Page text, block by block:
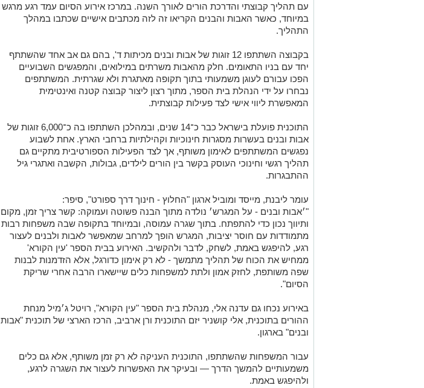
עם תהליך קבוצתי והדרכת הורים לאורך השנה. במרכז אירוע הסיום עמד רגע מרגש
במיוחד, כאשר האבות והבנים הקריאו זה לזה מכתבים אישיים שכתבו במהלך
התהליך.
בקבוצה השתתפו 12 זוגות של אבות ובנים מכיתות ד', בהם גם אב אחד שהשתתף
יחד עם בניו התאומים. חלק מהאבות משרתים במילואים, והמפגשים השבועיים
הפכו עבורם לעוגן משמעותי בתוך תקופה מאתגרת ולא שגרתית. המשתתפים
נבחרו על ידי הנהלת בית הספר, מתוך רצון ליצור קבוצה קטנה ואינטימית
המאפשרת ליווי אישי לצד פעילות קבוצתית.
התוכנית פועלת בישראל כבר כ־14 שנים, ובמהלכן השתתפו בה כ־6,000 זוגות של
אבות ובנים בעשרות מסגרות חינוכיות וקהילתיות ברחבי הארץ. אחת לשבוע
נפגשים המשתתפים לאימון משותף, אך לצד הפעילות הספורטיבית מתקיים גם
תהליך רגשי וחינוכי העוסק בקשר בין הורים לילדים, גבולות, הקשבה ואתגרי גיל
ההתבגרות.
עומר ליבנת, מייסד ומוביל ארגון "החלוץ - חינוך דרך ספורט", סיפר:
"׳אבות ובנים - על המגרש׳ נולדה מתוך הבנה פשוטה ועמוקה: קשר צריך זמן, מקום
ותיווך נכון כדי להתפתח. בתוך שגרה עמוסה, ובמיוחד בתקופה שבה משפחות רבות
מתמודדות עם חוסר יציבות, המגרש הופך למרחב שמאפשר לאבות ולבנים לעצור
רגע, להיפגש באמת, לשחק, לדבר ולהקשיב. האירוע בבית הספר 'עין הקורא'
ממחיש את הכוח של תהליך מתמשך - לא רק אימון כדורגל, אלא הזדמנות לבנות
שפה משותפת, לחזק אמון ולתת למשפחות כלים שיישארו הרבה אחרי שריקת
הסיום".
באירוע נכחו גם עדנה אלי, מנהלת בית הספר "עין הקורא", רויטל ג׳מיל מנחת
ההורים בתוכנית, אלי קושניר יזם התוכנית ורן ארביב, הרכז הארצי של תוכנית "אבות
ובנים" בארגון.
עבור המשפחות שהשתתפו, התוכנית העניקה לא רק זמן משותף, אלא גם כלים
משמעותיים להמשך הדרך — ובעיקר את האפשרות לעצור את השגרה לרגע,
ולהיפגש באמת.